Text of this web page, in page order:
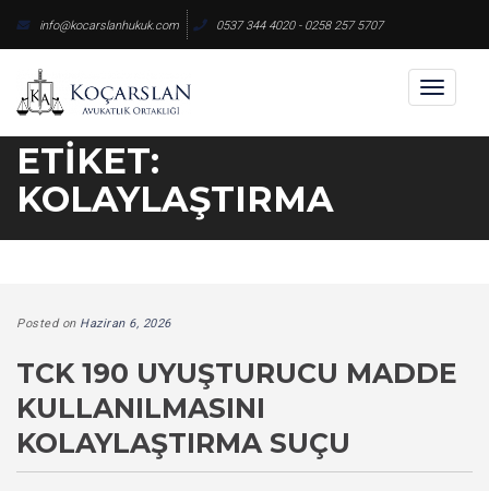
content
info@kocarslanhukuk.com 0537 344 4020 - 0258 257 5707
Toggle
ETIKET:
KOLAYLAŞTIRMA
Posted on Haziran 6, 2026
TCK 190 UYUŞTURUCU MADDE
KULLANILMASINI
KOLAYLAŞTIRMA SUÇU